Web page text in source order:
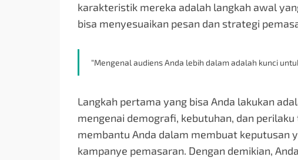
karakteristik mereka adalah langkah awal
bisa menyesuaikan pesan dan strategi
“Mengenal audiens Anda lebih dalam adalah kunci
Langkah pertama yang bisa Anda lakukan
mengenai demografi, kebutuhan, dan
membantu Anda dalam membuat keputusan
kampanye pemasaran. Dengan demikian,